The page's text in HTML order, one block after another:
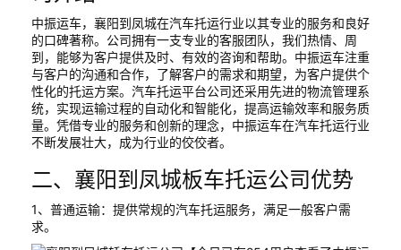
中振运车，襄阳到凤城在汽车托运行业以其专业的服务和良好
的口碑著称。公司拥有一支专业的客服团队，我们热情、周
到，能够为客户提供及时、有效的咨询和帮助。中振运车注重
与客户的沟通和合作，了解客户的需求和期望，为客户提供个
性化的托运方案。汽车托运平台公司还采用先进的物流管理系
统，实现运输过程的自动化和智能化，提高运输效率和服务质
量。凭借专业的服务和创新的理念，中振运车在汽车托运行业
不断发展壮大，成为行业的佼佼者。
二、襄阳到凤城板车托运公司优势
1、普通运输：提供常规的汽车托运服务，满足一般客户需
求。